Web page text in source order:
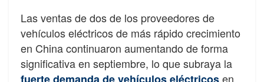
Las ventas de dos de los proveedores de
vehículos eléctricos de más rápido crecimiento
en China continuaron aumentando de forma
significativa en septiembre, lo que subraya la
fuerte demanda de vehículos eléctricosen